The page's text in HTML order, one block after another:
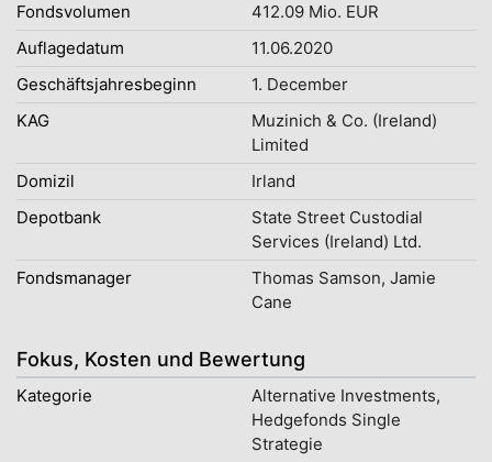
Fondsvolumen
412.09 Mio. EUR
Auflagedatum
11.06.2020
Geschäftsjahresbeginn
1. December
KAG
Muzinich & Co. (Ireland)
Limited
Domizil
Irland
Depotbank
State Street Custodial
Services (Ireland) Ltd.
Fondsmanager
Thomas Samson, Jamie
Cane
Fokus, Kosten und Bewertung
Kategorie
Alternative Investments,
Hedgefonds Single
Strategie